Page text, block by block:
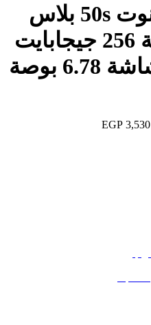
موبايل انفينكس نوت 50s بلاس
5G ثنائى الشريحة 256 جيجابايت
3,530 EGP